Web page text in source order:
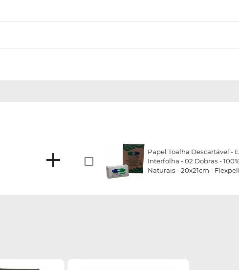
Papel Toalha Descartável -
Interfolha - 02 Dobras -
Naturais - 20x21cm - Flexpell